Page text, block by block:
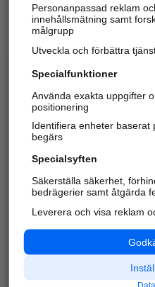
Hitta telefonnummer,
Kom
Alla kategorier
API & Kartor
Personanpassad reklam
innehållsmätning samt
målgrupp
Utveckla och förbättra
Specialfunktioner
Använda exakta uppgifter
positionering
Identifiera enheter baserat
begärs
Specialsyften
Säkerställa säkerhet,
bedrägerier samt åtgärda
Leverera och visa reklam